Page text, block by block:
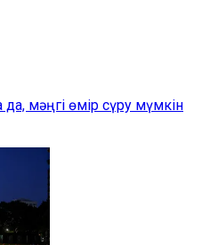
мәңгі өмір сүру мүмкін